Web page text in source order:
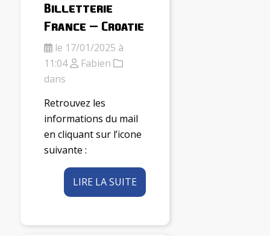
Billetterie
France – Croatie
le 17/01/2025 à
11:04
Fabien
dans
Retrouvez les
informations du mail
en cliquant sur l’icone
suivante :
LIRE LA SUITE